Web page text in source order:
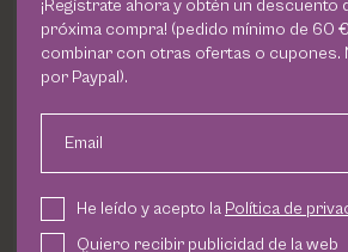
ofrece una solución concentrada
capacidad de protección de la piel,
radicales libres y revelando una piel
luminosa. Además, contiene
ácido hialurónico
previene la aparición de arrugas.
¡No pierdas la oportunidad de probar
¡Regístrate ahora y obtén un descuento
próxima compra! (pedido mínimo de 60
combinar con otras ofertas o cupones.
por Paypal).
Email
He leído y acepto la Política de
Quiero recibir publicidad de la web